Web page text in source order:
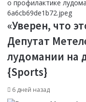
«Уверен, что
Депутат
лудомании на
{Sports}
6 дней назад